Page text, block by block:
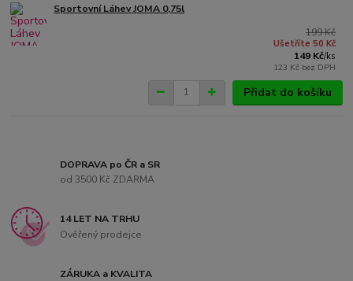
Sportovní Láhev JOMA 0,75l
199 Kč
Ušetříte 50 Kč
149 Kč/ks
123 Kč bez DPH
Přidat do košíku
DOPRAVA po ČR a SR
od 3500 Kč ZDARMA
14 LET NA TRHU
Ověřený prodejce
ZÁRUKA a KVALITA